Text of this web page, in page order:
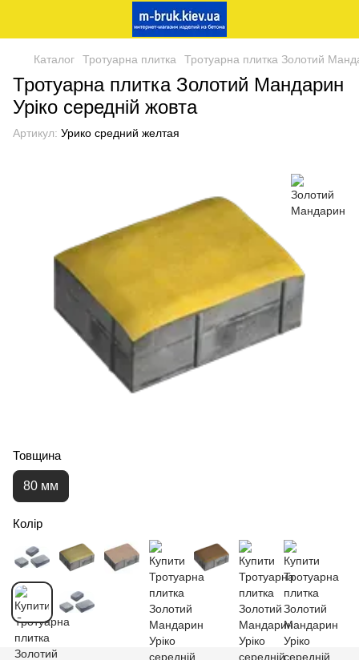
Каталог Тротуарна плитка Тротуарна плитка Золотий
Тротуарна плитка Золотий Мандарин
Уріко середній жовта
Артикул: Урико средний желтая
Товщина
80 мм
Колір